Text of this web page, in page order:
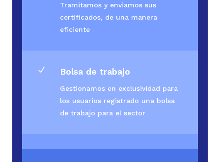
Tramitamos y enviamos sus
certificados, de una manera
eficiente
N Bolsa de trabajo
Gestionamos en exclusividad para
los usuarios registrado una bolsa
de trabajo para el sector